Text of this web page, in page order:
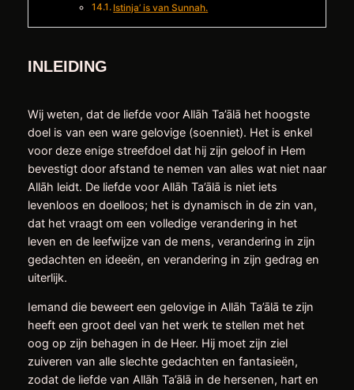
Istinja’ is van Sunnah.
INLEIDING
Wij weten, dat de liefde voor Allāh Ta’ālā het hoogste
doel is van een ware gelovige (soenniet). Het is enkel
voor deze enige streefdoel dat hij zijn geloof in Hem
bevestigt door afstand te nemen van alles wat niet naar
Allāh leidt. De liefde voor Allāh Ta’ālā is niet iets
levenloos en doelloos; het is dynamisch in de zin van,
dat het vraagt ​​om een ​​volledige verandering in het
leven en de leefwijze van de mens, verandering in zijn
gedachten en ideeën, en verandering in zijn gedrag en
uiterlijk.
Iemand die beweert een gelovige in Allāh Ta’ālā te zijn
heeft een ​​groot deel van het werk te stellen met het
oog op zijn behagen in de Heer. Hij moet zijn ziel
zuiveren van alle slechte gedachten en fantasieën,
zodat de liefde van Allāh Ta’ālā in de hersenen, hart en